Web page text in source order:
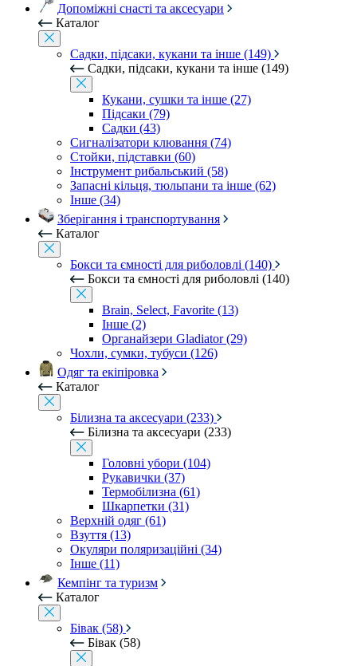
Допоміжні снасті та аксесуари
Каталог
Садки, підсаки, кукани та інше (149)
Садки, підсаки, кукани та інше (149)
Кукани, сушки та інше (27)
Підсаки (79)
Садки (43)
Сигналізатори клювання (74)
Стойки, підставки (60)
Інструмент рибальський (58)
Запасні кільця, тюльпани та інше (62)
Інше (34)
Зберігання і транспортування
Каталог
Бокси та ємності для риболовлі (140)
Бокси та ємності для риболовлі (140)
Brain, Select, Favorite (13)
Інше (2)
Органайзери Gladiator (29)
Чохли, сумки, тубуси (126)
Одяг та екіпіровка
Каталог
Білизна та аксесуари (233)
Білизна та аксесуари (233)
Головні убори (104)
Рукавички (37)
Термобілизна (61)
Шкарпетки (31)
Верхній одяг (61)
Взуття (13)
Окуляри поляризаційні (34)
Інше (11)
Кемпінг та туризм
Каталог
Бівак (58)
Бівак (58)